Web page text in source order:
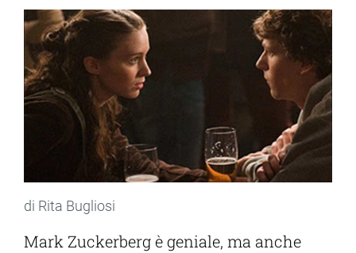
di Rita Bugliosi
Mark Zuckerberg è geniale, ma anche